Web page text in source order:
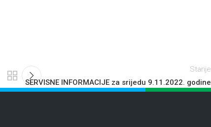
Starije
SERVISNE INFORMACIJE za srijedu 9.11.2022. godine